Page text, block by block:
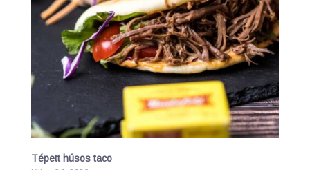
Tépett húsos taco